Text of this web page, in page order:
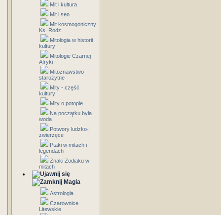
Mit i kultura
Mit i sen
Mit kosmogoniczny
Ks. Rodz.
Mitologia w historii
kultury
Mitologie Czarnej
Afryki
Mitoznawstwo
starożytne
Mity - część
kultury
Mity o potopie
Na początku była
woda
Potwory ludzko-
zwierzęce
Ptaki w mitach i
legendach
Znaki Zodiaku w
mitach
Magia
Astrologia
Czarownice
Litewskie